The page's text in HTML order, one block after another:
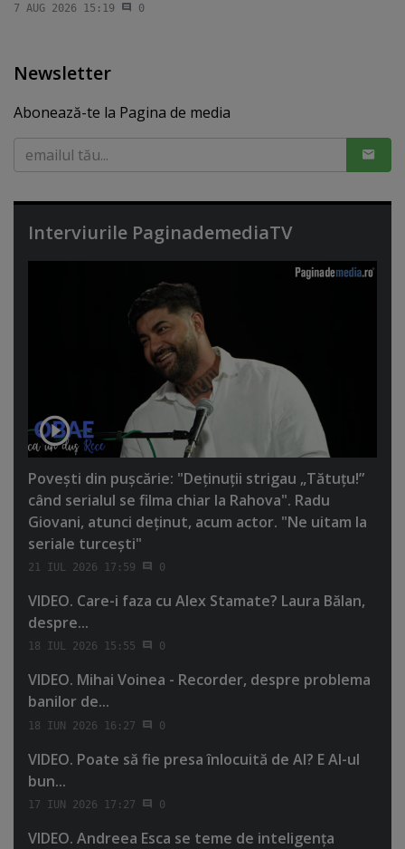
7 AUG 2026 15:19 0
Newsletter
Abonează-te la Pagina de media
Interviurile PaginademediaTV
Poveşti din puşcărie: "Deţinuţii strigau „Tătuţu!”
când serialul se filma chiar la Rahova". Radu
Giovani, atunci deţinut, acum actor. "Ne uitam la
seriale turceşti"
21 IUL 2026 17:59 0
VIDEO. Care-i faza cu Alex Stamate? Laura Bălan,
despre...
18 IUL 2026 15:55 0
VIDEO. Mihai Voinea - Recorder, despre problema
banilor de...
18 IUN 2026 16:27 0
VIDEO. Poate să fie presa înlocuită de AI? E AI-ul
bun...
17 IUN 2026 17:27 0
VIDEO. Andreea Esca se teme de inteligenţa